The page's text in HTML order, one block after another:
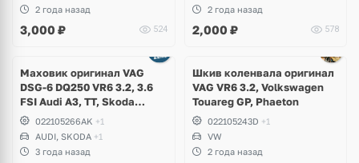
2 года назад
3,000 ₽ 524
2 года назад
2,000 ₽ 578
Маховик оригинал VAG
DSG-6 DQ250 VR6 3.2, 3.6
FSI Audi A3, TT, Skoda
Superb, Volkswagen Passat
B6, R36, CC, Golf V R32, Eos
022105266AK +1
AUDI, SKODA +1
3 года назад
Шкив коленвала оригинал
VAG VR6 3.2, Volkswagen
Touareg GP, Phaeton
022105243D +1
VW
2 года назад